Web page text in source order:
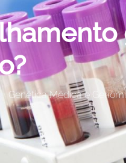
Genética Médica e